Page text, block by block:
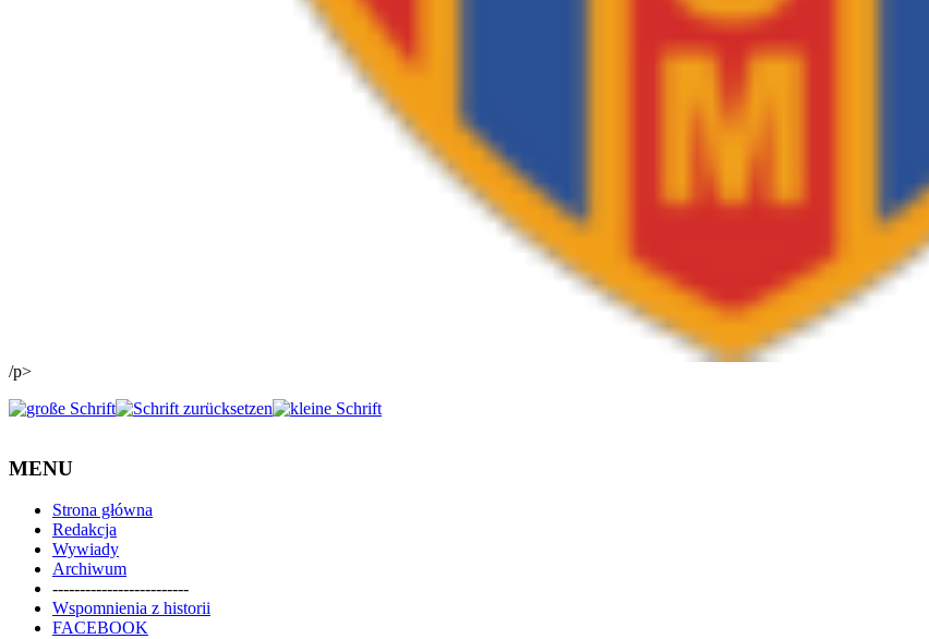
/p>
MENU
Strona główna
Redakcja
Wywiady
Archiwum
-------------------------
Wspomnienia z historii
FACEBOOK